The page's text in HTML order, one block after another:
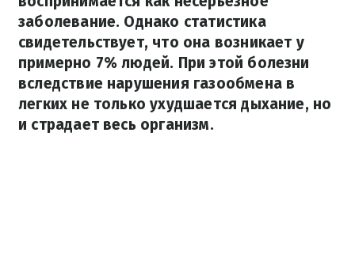
заболевание. Однако статистика
свидетельствует, что она возникает у
примерно 7% людей. При этой болезни
вследствие нарушения газообмена в
легких не только ухудшается дыхание, но
и страдает весь организм.